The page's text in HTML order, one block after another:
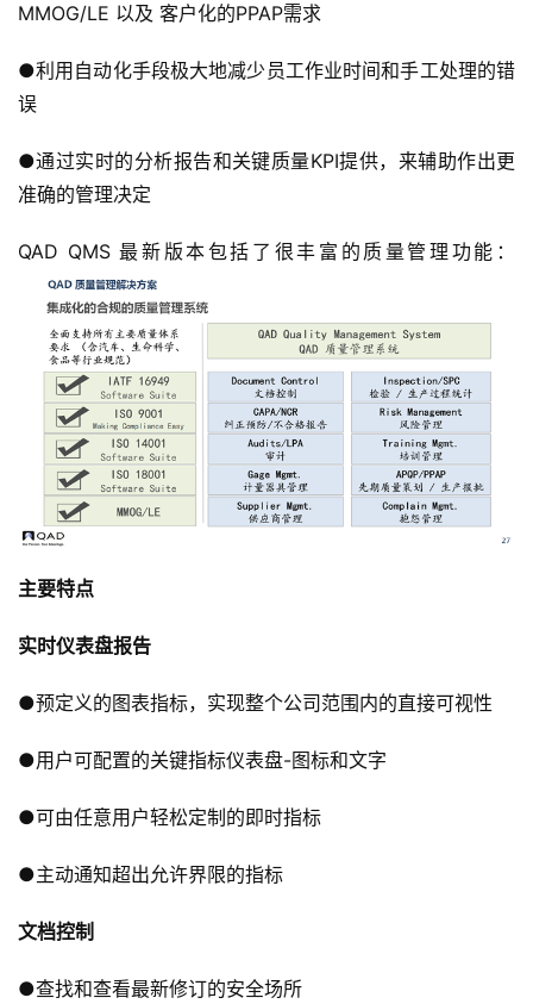
MMOG/LE 以及 客户化的PPAP需求
●利用自动化手段极大地减少员工作业时间和手工处理的错
误
●通过实时的分析报告和关键质量KPI提供，来辅助作出更
准确的管理决定
QAD QMS 最新版本包括了很丰富的质量管理功能：
主要特点
实时仪表盘报告
●预定义的图表指标，实现整个公司范围内的直接可视性
●用户可配置的关键指标仪表盘-图标和文字
●可由任意用户轻松定制的即时指标
●主动通知超出允许界限的指标
文档控制
●查找和查看最新修订的安全场所